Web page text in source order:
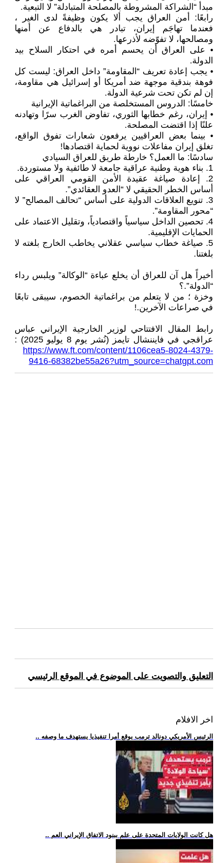
مبدأ “الشراكة المشروطة بالمصلحة المتبادلة” لا التبعية.
رابعًا: أمن العراق يجب ألا يكون وظيفةً لدى الغير ،
فعندما تهاجَم إيران، تبادر هي بالدفاع عن أمنها
ومصالحها، لا تفوّضه لأذرعها.
• على العراق أن يحسم أمره في احتكار السلاح بيد
الدولة.
• يجب إعادة تعريف “المقاومة” داخل العراق: ليست كل
فوهة بندقية موجهة ضد أمريكا أو إسرائيل هي مقاومة،
إن لم تكن تحت شرعية الدولة.
خامسًا: الدروس المستخلصة من البراغماتية الإيرانية
• إيران، رغم خطابها الثوري، تفاوض الغرب سرًا وتهادنه
علنًا إذا اقتضت المصلحة.
• بينما بعض العراقيين يرفعون شعارات تفوق الواقع،
تغلق إيران مفاعلات نووية لحماية اقتصادها!
سادسًا: ما العمل؟ خارطة طريق للعراق السيادي
1. بناء هوية وطنية عراقية جامعة لا طائفية ولا مستوردة.
2. إعادة صياغة عقيدة الأمن القومي العراقي على
أساس الخطر الحقيقي لا “العدو العقائدي”.
3. تنويع العلاقات الدولية على أساس “تحالف المصالح” لا
“محور المقاومة”.
4. تحصين الداخل سياسياً واقتصادياً، وتقليل الاعتماد على
الحمايات الإقليمية.
5. صياغة خطاب سياسي عقلاني يخاطب الخارج بلغته لا
بلغتنا.
أخيراً هل آن للعراق أن يخلع عباءة “الوكالة” ويلبس رداء
“الدولة”.؟
وخزة ؛ من لا يتعلم من براغماتية الخصوم، سيبقى تابعًا
في صراعات الآخرين.!
رابط المقال الافتتاحي لوزير الخارجية الإيراني عباس
عراقجي في فايننشال تايمز (نُشر يوم 8 يوليو 2025) :
https://www.ft.com/content/1106cea5-8024-4379-
9416-68382be55a26?utm_source=chatgpt.com
التعليق والتصويت على الموضوع في الموقع الرئيسي
اخر الافلام
.. الرئيس الأمريكي دونالد ترمب يوقع أمرا تنفيذيا يستهدف ما وصفه
.. هل كانت الولايات المتحدة على علم ببنود الاتفاق الإيراني العم